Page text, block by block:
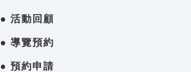
● 活動回顧
● 導覽預約
● 預約申請